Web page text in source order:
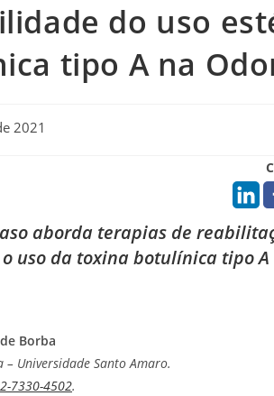
do uso
tipo A na
2021
aborda terapias de
uso da toxina botulínica tipo A
Borba
Universidade Santo Amaro.
7330-4502.